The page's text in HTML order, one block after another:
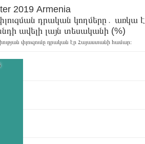
Caucasus Barometer 2019 Armenia
դրական կողմերը․ առկա է
սպառողական ապրանքների և սննդի ավելի լայն տեսականի (%)
փլուզումը դրական էր Հայաստանի համար։